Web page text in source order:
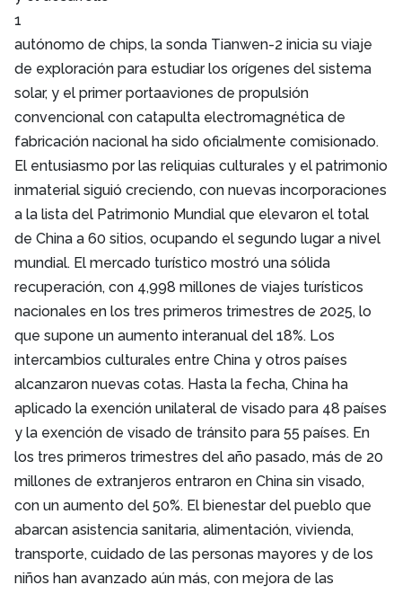
1
autónomo de chips, la sonda Tianwen-2 inicia su viaje
de exploración para estudiar los orígenes del sistema
solar, y el primer portaaviones de propulsión
convencional con catapulta electromagnética de
fabricación nacional ha sido oficialmente comisionado.
El entusiasmo por las reliquias culturales y el patrimonio
inmaterial siguió creciendo, con nuevas incorporaciones
a la lista del Patrimonio Mundial que elevaron el total
de China a 60 sitios, ocupando el segundo lugar a nivel
mundial. El mercado turístico mostró una sólida
recuperación, con 4,998 millones de viajes turísticos
nacionales en los tres primeros trimestres de 2025, lo
que supone un aumento interanual del 18%. Los
intercambios culturales entre China y otros países
alcanzaron nuevas cotas. Hasta la fecha, China ha
aplicado la exención unilateral de visado para 48 países
y la exención de visado de tránsito para 55 países. En
los tres primeros trimestres del año pasado, más de 20
millones de extranjeros entraron en China sin visado,
con un aumento del 50%. El bienestar del pueblo que
abarcan asistencia sanitaria, alimentación, vivienda,
transporte, cuidado de las personas mayores y de los
niños han avanzado aún más, con mejora de las